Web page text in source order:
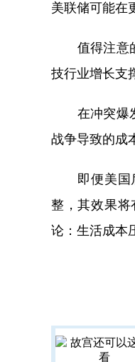
美联储可能在
值得注意的
技行业增长支
在冲突爆发
战争导致的成
即便美国后
整，其效果将
论：生活成本